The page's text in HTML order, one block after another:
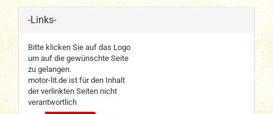
-Links-
Bitte klicken Sie auf das Logo
um auf die gewünschte Seite
zu gelangen.
motor-lit.de ist für den Inhalt
der verlinkten Seiten nicht
verantwortlich